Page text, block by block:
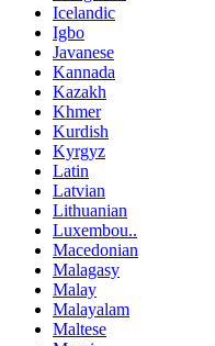
Icelandic
Igbo
Javanese
Kannada
Kazakh
Khmer
Kurdish
Kyrgyz
Latin
Latvian
Lithuanian
Luxembou..
Macedonian
Malagasy
Malay
Malayalam
Maltese